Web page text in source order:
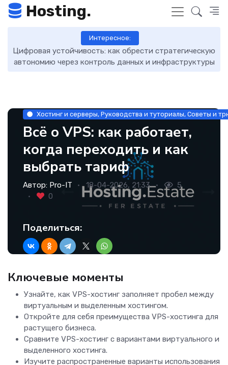
Hosting.
Интересное:
стратегическую
и инфраструктуры
DNS-записи: что это такое, как
управлять
Хостинг и серверы, Руководства и туториалы, Советы и
Всё о VPS: как работает,
когда переходить и как
выбрать тариф
Автор: Pro-IT 18-04-2026, 21:33
5
0
Поделиться:
Ключевые моменты
Узнайте, как VPS-хостинг заполняет пробел между
виртуальным и выделенным хостингом.
Откройте для себя преимущества VPS-хостинга для
растущего бизнеса.
Сравните VPS-хостинг с вариантами виртуального и
выделенного хостинга.
Изучите распространенные варианты использования